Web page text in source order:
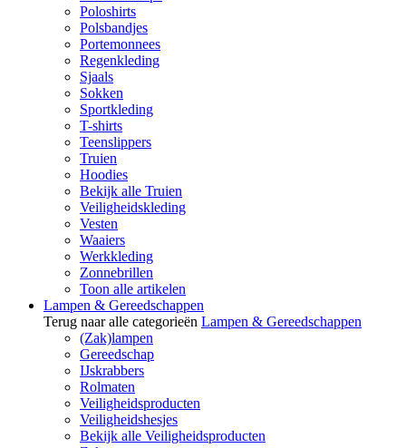
Poloshirts
Polsbandjes
Portemonnees
Regenkleding
Sjaals
Sokken
Sportkleding
T-shirts
Teenslippers
Truien
Hoodies
Bekijk alle Truien
Veiligheidskleding
Vesten
Waaiers
Werkkleding
Zonnebrillen
Toon alle artikelen
Lampen & Gereedschappen
Terug naar alle categorieën Lampen & Gereedschappen
(Zak)lampen
Gereedschap
IJskrabbers
Rolmaten
Veiligheidsproducten
Veiligheidshesjes
Bekijk alle Veiligheidsproducten